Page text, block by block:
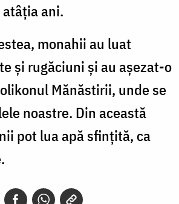
ani.
monahii au luat
şi rugăciuni şi au aşezat-o
Mănăstirii, unde se
noastre. Din această
pot lua apă sfinţită, ca